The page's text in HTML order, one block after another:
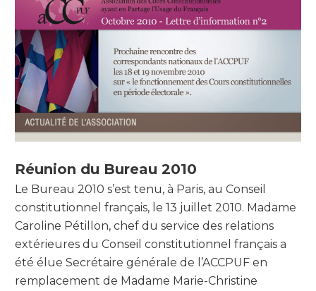
Réunion du Bureau 2010
Le Bureau 2010 s’est tenu, à Paris, au Conseil
constitutionnel français, le 13 juillet 2010. Madame
Caroline Pétillon, chef du service des relations
extérieures du Conseil constitutionnel français a
été élue Secrétaire générale de l’ACCPUF en
remplacement de Madame Marie-Christine